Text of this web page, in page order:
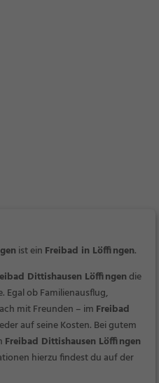
ist ein Freibad in Löffingen.
Dittishausen Löffingendie
Egal ob Familienausflug,
mit Freunden – im Freibad
auf seine Kosten. Bei gutem
Freibad Dittishausen Löffingen
hierzu findest du auf der